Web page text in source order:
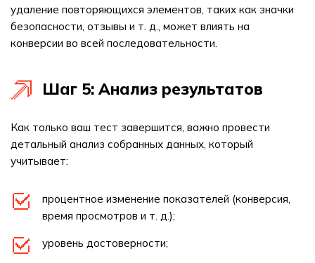
удаление повторяющихся элементов, таких как значки
безопасности, отзывы и т. д., может влиять на
конверсии во всей последовательности.
Шаг 5: Анализ результатов
Как только ваш тест завершится, важно провести
детальный анализ собранных данных, который
учитывает:
процентное изменение показателей (конверсия,
время просмотров и т. д.);
уровень достоверности;